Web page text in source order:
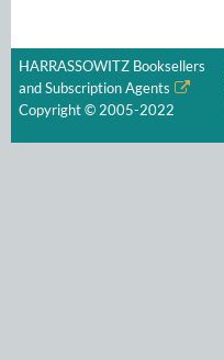
HARRASSOWITZ Booksellers
and Subscription Agents
Copyright © 2005-2022